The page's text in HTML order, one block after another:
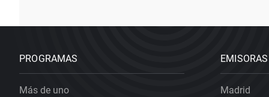
PROGRAMAS
Más de uno
EMISORAS
Madrid